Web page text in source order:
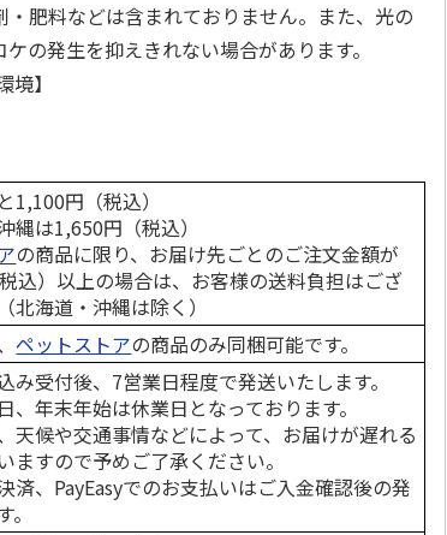
デオトイレ 飛び散
らない消臭・抗菌サ
ンド 4L
銀のスプーン パウ
無添加良品 カムカ
・肥料などは含まれておりません。また、光の
の発生を抑えきれない場合があります。
境】
1,100円（税込）
縄は1,650円（税込）
の商品に限り、お届け先ごとのご注文金額が
込）以上の場合は、お客様の送料負担はござ
北海道・沖縄は除く）
ペットストアの商品のみ同梱可能です。
み受付後、7営業日程度で発送いたします。
、年末年始は休業日となっております。
天候や交通事情などによって、お届けが遅れる
ますので予めご了承ください。
済、PayEasyでのお支払いはご入金確認後の発